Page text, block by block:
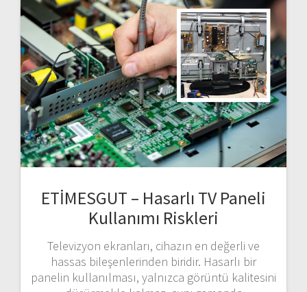
ETİMESGUT – Hasarlı TV Paneli
Kullanımı Riskleri
Televizyon ekranları, cihazın en değerli ve
hassas bileşenlerinden biridir. Hasarlı bir
panelin kullanılması, yalnızca görüntü kalitesini